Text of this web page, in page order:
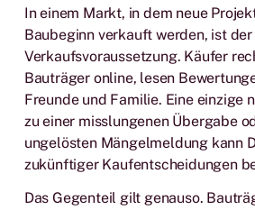
In einem Markt, in dem neue
Baubeginn verkauft werden, ist
Verkaufsvoraussetzung. Käufer
Bauträger online, lesen
Freunde und Familie. Eine einzige
zu einer misslungenen Übergabe
ungelösten Mängelmeldung kann
zukünftiger Kaufentscheidungen
Das Gegenteil gilt genauso.